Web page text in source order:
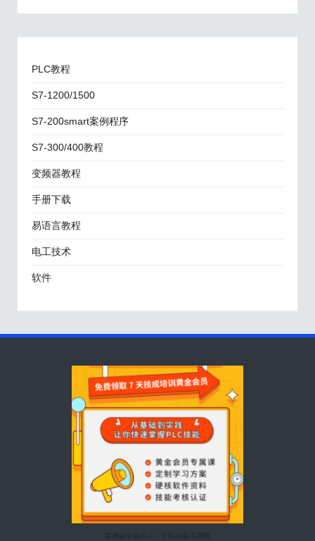
PLC教程
S7-1200/1500
S7-200smart案例程序
S7-300/400教程
变频器教程
手册下载
易语言教程
电工技术
软件
零基础学会PLC，升职加薪不用愁